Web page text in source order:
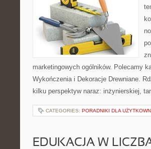
marketingowych ogólników. Polecamy
Wykończenia i Dekoracje Drewniane.
kilku perspektyw naraz: inżynierskiej,
CATEGORIES: PORADNIKI DLA
EDUKACJA W